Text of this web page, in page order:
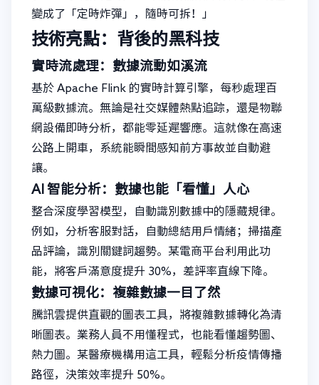
變成了「定時炸彈」，隨時可拆！」
技術亮點：背後的黑科技
實時流處理：數據流動如溪流
基於 Apache Flink 的實時計算引擎，每秒處理百
萬級數據流。無論是社交媒體熱點追踪，還是物聯
網設備即時分析，都能零延遲響應。這就像在高速
公路上開車，系統能瞬間感知前方事故並自動避
讓。
AI 智能分析：數據也能「看懂」人心
整合深度學習模型，自動識別數據中的隱藏規律。
例如，分析客服對話，自動總結用戶情緒；掃描產
品評論，識別關鍵詞趨勢。某電商平台利用此功
能，將客戶滿意度提升 30%，差評率直線下降。
數據可視化：複雜數據一目了然
騰訊雲提供直觀的圖表工具，將複雜數據轉化為清
晰圖表。業務人員不用懂程式，也能看懂趨勢圖、
熱力圖。某醫療機構用這工具，輕鬆分析疫情傳播
路徑，決策效率提升 50%。